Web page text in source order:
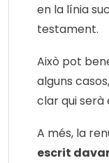
en la línia
testament.
Això pot
alguns casos,
clar qui serà
A més, la
escrit